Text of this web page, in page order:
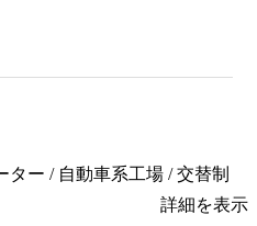
ター / 自動車系工場 / 交替制
詳細を表示